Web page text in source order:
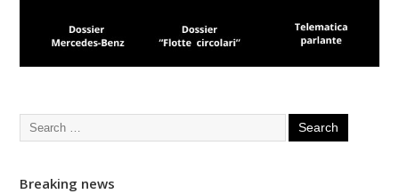
Breaking news